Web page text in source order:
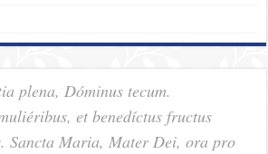
plena, Dóminus tecum.
et benedíctus fructus
Sancta Maria, Mater Dei, ora pro